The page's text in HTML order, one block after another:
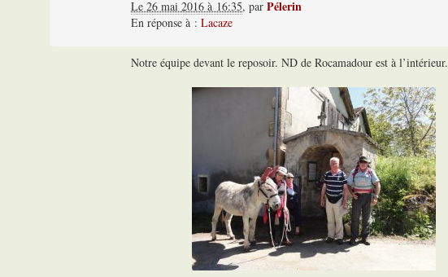
Le 26 mai 2016 à 16:35, par Pélerin
En réponse à : Lacaze
Notre équipe devant le reposoir. ND de Rocamadour est à l’intérieur.